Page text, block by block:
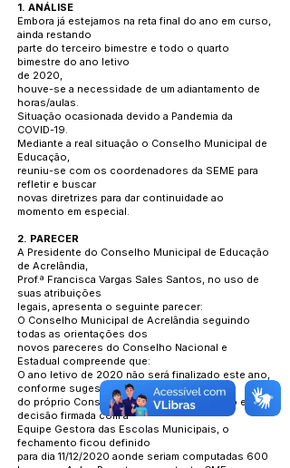
1. ANÁLISE
Embora já estejamos na reta final do ano em curso,
ainda restando
parte do terceiro bimestre e todo o quarto
bimestre do ano letivo
de 2020,
houve-se a necessidade de um adiantamento de
horas/aulas.
Situação ocasionada devido a Pandemia da
COVID-19.
Mediante a real situação o Conselho Municipal de
Educação,
reuniu-se com os coordenadores da SEME para
refletir e buscar
novas diretrizes para dar continuidade ao
momento em especial.
2. PARECER
A Presidente do Conselho Municipal de Educação
de Acrelândia,
Prof.ª Francisca Vargas Sales Santos, no uso de
suas atribuições
legais, apresenta o seguinte parecer:
O Conselho Municipal de Acrelândia seguindo
todas as orientações dos
novos pareceres do Conselho Nacional e
Estadual compreende que:
O ano letivo de 2020 não será finalizado este ano,
conforme sugestão
do próprio Conselho Nacional de Educação e
decisão firmada com a
Equipe Gestora das Escolas Municipais, o
fechamento ficou definido
para dia 11/12/2020 aonde seriam computadas 600